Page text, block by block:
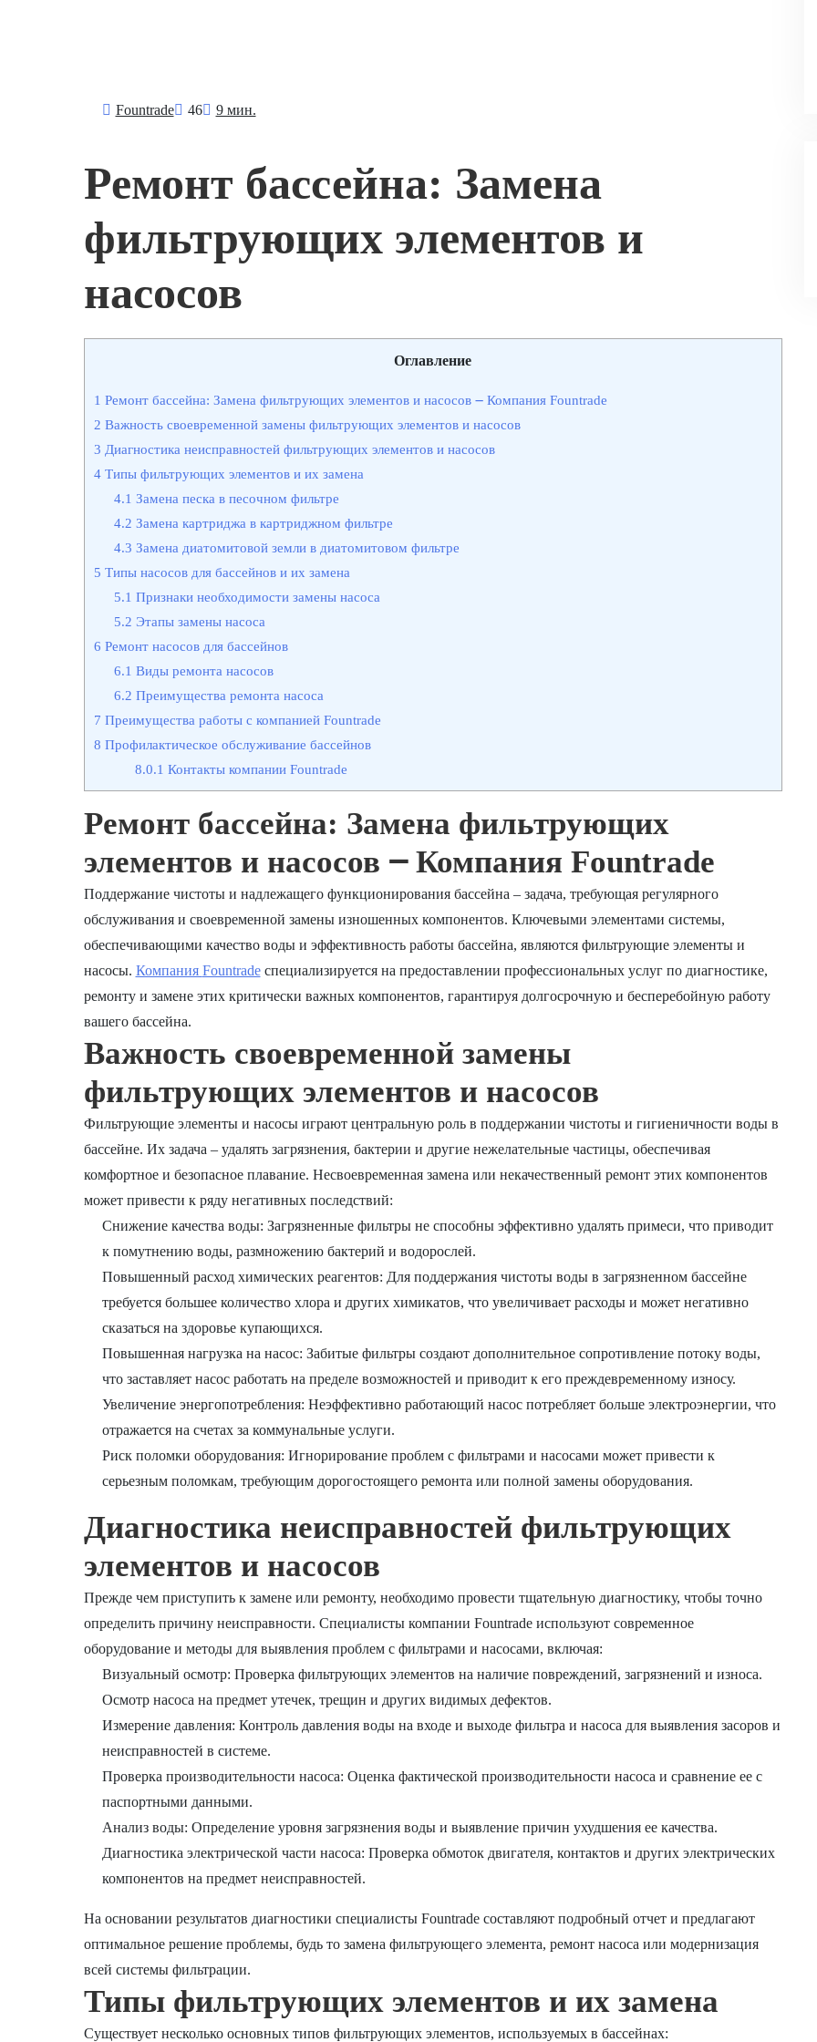
Fоuntrade 46 9 мин.
Ремонт бассейна: Замена
фильтрующих элементов и
насосов
Оглавление
1 Ремонт бассейна: Замена фильтрующих элементов и насосов ౼ Компания Fountrade
2 Важность своевременной замены фильтрующих элементов и насосов
3 Диагностика неисправностей фильтрующих элементов и насосов
4Типы фильтрующих элементов и их замена
4.1 Замена песка в песочном фильтре
4.2 Замена картриджа в картриджном фильтре
4.3 Замена диатомитовой земли в диатомитовом фильтре
5 Типы насосов для бассейнов и их замена
5.1 Признаки необходимости замены насоса
5.2 Этапы замены насоса
6 Ремонт насосов для бассейнов
6.1 Виды ремонта насосов
6.2 Преимущества ремонта насоса
7 Преимущества работы с компанией Fountrade
8 Профилактическое обслуживание бассейнов
8.0.1 Контакты компании Fountrade
Ремонт бассейна: Замена фильтрующих
элементов и насосов ౼ Компания Fountrade
Поддержание чистоты и надлежащего функционирования бассейна – задача, требующая регулярного
обслуживания и своевременной замены изношенных компонентов. Ключевыми элементами системы,
обеспечивающими качество воды и эффективность работы бассейна, являются фильтрующие элементы и
насосы. Компания Fountradeспециализируется на предоставлении профессиональных услуг по диагностике,
ремонту и замене этих критически важных компонентов, гарантируя долгосрочную и бесперебойную работу
вашего бассейна.
Важность своевременной замены
фильтрующих элементов и насосов
Фильтрующие элементы и насосы играют центральную роль в поддержании чистоты и гигиеничности воды в
бассейне. Их задача – удалять загрязнения, бактерии и другие нежелательные частицы, обеспечивая
комфортное и безопасное плавание. Несвоевременная замена или некачественный ремонт этих компонентов
может привести к ряду негативных последствий:
Снижение качества воды: Загрязненные фильтры не способны эффективно удалять примеси, что приводит
к помутнению воды, размножению бактерий и водорослей.
Повышенный расход химических реагентов: Для поддержания чистоты воды в загрязненном бассейне
требуется большее количество хлора и других химикатов, что увеличивает расходы и может негативно
сказаться на здоровье купающихся.
Повышенная нагрузка на насос: Забитые фильтры создают дополнительное сопротивление потоку воды,
что заставляет насос работать на пределе возможностей и приводит к его преждевременному износу.
Увеличение энергопотребления: Неэффективно работающий насос потребляет больше электроэнергии, что
отражается на счетах за коммунальные услуги.
Риск поломки оборудования: Игнорирование проблем с фильтрами и насосами может привести к
серьезным поломкам, требующим дорогостоящего ремонта или полной замены оборудования.
Диагностика неисправностей фильтрующих
элементов и насосов
Прежде чем приступить к замене или ремонту, необходимо провести тщательную диагностику, чтобы точно
определить причину неисправности. Специалисты компании Fountradeиспользуют современное
оборудование и методы для выявления проблем с фильтрами и насосами, включая:
Визуальный осмотр: Проверка фильтрующих элементов на наличие повреждений, загрязнений и износа.
Осмотр насоса на предмет утечек, трещин и других видимых дефектов.
Измерение давления: Контроль давления воды на входе и выходе фильтра и насоса для выявления засоров и
неисправностей в системе.
Проверка производительности насоса: Оценка фактической производительности насоса и сравнение ее с
паспортными данными.
Анализ воды: Определение уровня загрязнения воды и выявление причин ухудшения ее качества.
Диагностика электрической части насоса: Проверка обмоток двигателя, контактов и других электрических
компонентов на предмет неисправностей.
На основании результатов диагностики специалисты Fountradeсоставляют подробный отчет и предлагают
оптимальное решение проблемы, будь то замена фильтрующего элемента, ремонт насоса или модернизация
всей системы фильтрации.
Типы фильтрующих элементов и их замена
Существует несколько основных типов фильтрующих элементов, используемых в бассейнах: